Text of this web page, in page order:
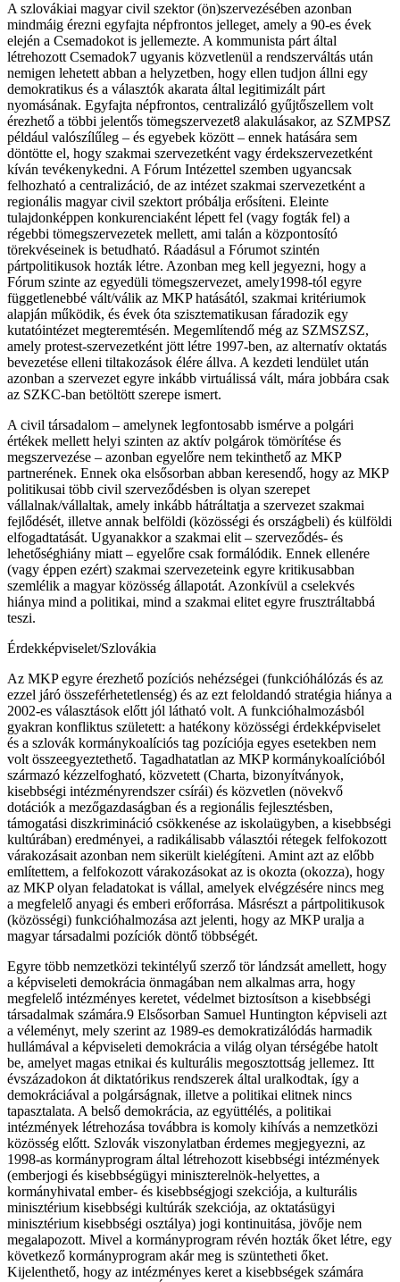
A szlovákiai magyar civil szektor (ön)szervezésében azonban
mindmáig érezni egyfajta népfrontos jelleget, amely a 90-es évek
elején a Csemadokot is jellemezte. A kommunista párt által
létrehozott Csemadok7 ugyanis közvetlenül a rendszerváltás után
nemigen lehetett abban a helyzetben, hogy ellen tudjon állni egy
demokratikus és a választók akarata által legitimizált párt
nyomásának. Egyfajta népfrontos, centralizáló gyűjtőszellem volt
érezhető a többi jelentős tömegszervezet8 alakulásakor, az SZMPSZ
például valószílűleg – és egyebek között – ennek hatására sem
döntötte el, hogy szakmai szervezetként vagy érdekszervezetként
kíván tevékenykedni. A Fórum Intézettel szemben ugyancsak
felhozható a centralizáció, de az intézet szakmai szervezetként a
regionális magyar civil szektort próbálja erősíteni. Eleinte
tulajdonképpen konkurenciaként lépett fel (vagy fogták fel) a
régebbi tömegszervezetek mellett, ami talán a központosító
törekvéseinek is betudható. Ráadásul a Fórumot szintén
pártpolitikusok hozták létre. Azonban meg kell jegyezni, hogy a
Fórum szinte az egyedüli tömegszervezet, amely1998-tól egyre
függetlenebbé vált/válik az MKP hatásától, szakmai kritériumok
alapján működik, és évek óta szisztematikusan fáradozik egy
kutatóintézet megteremtésén. Megemlítendő még az SZMSZSZ,
amely protest-szervezetként jött létre 1997-ben, az alternatív oktatás
bevezetése elleni tiltakozások élére állva. A kezdeti lendület után
azonban a szervezet egyre inkább virtuálissá vált, mára jobbára csak
az SZKC-ban betöltött szerepe ismert.
A civil társadalom – amelynek legfontosabb ismérve a polgári
értékek mellett helyi szinten az aktív polgárok tömörítése és
megszervezése – azonban egyelőre nem tekinthető az MKP
partnerének. Ennek oka elsősorban abban keresendő, hogy az MKP
politikusai több civil szerveződésben is olyan szerepet
vállalnak/vállaltak, amely inkább hátráltatja a szervezet szakmai
fejlődését, illetve annak belföldi (közösségi és országbeli) és külföldi
elfogadtatását. Ugyanakkor a szakmai elit – szerveződés- és
lehetőséghiány miatt – egyelőre csak formálódik. Ennek ellenére
(vagy éppen ezért) szakmai szervezeteink egyre kritikusabban
szemlélik a magyar közösség állapotát. Azonkívül a cselekvés
hiánya mind a politikai, mind a szakmai elitet egyre frusztráltabbá
teszi.
Érdekképviselet/Szlovákia
Az MKP egyre érezhető pozíciós nehézségei (funkcióhálózás és az
ezzel járó összeférhetetlenség) és az ezt feloldandó stratégia hiánya a
2002-es választások előtt jól látható volt. A funkcióhalmozásból
gyakran konfliktus született: a hatékony közösségi érdekképviselet
és a szlovák kormánykoalíciós tag pozíciója egyes esetekben nem
volt összeegyeztethető. Tagadhatatlan az MKP kormánykoalícióból
származó kézzelfogható, közvetett (Charta, bizonyítványok,
kisebbségi intézményrendszer csírái) és közvetlen (növekvő
dotációk a mezőgazdaságban és a regionális fejlesztésben,
támogatási diszkrimináció csökkenése az iskolaügyben, a kisebbségi
kultúrában) eredményei, a radikálisabb választói rétegek felfokozott
várakozásait azonban nem sikerült kielégíteni. Amint azt az előbb
említettem, a felfokozott várakozásokat az is okozta (okozza), hogy
az MKP olyan feladatokat is vállal, amelyek elvégzésére nincs meg
a megfelelő anyagi és emberi erőforrása. Másrészt a pártpolitikusok
(közösségi) funkcióhalmozása azt jelenti, hogy az MKP uralja a
magyar társadalmi pozíciók döntő többségét.
Egyre több nemzetközi tekintélyű szerző tör lándzsát amellett, hogy
a képviseleti demokrácia önmagában nem alkalmas arra, hogy
megfelelő intézményes keretet, védelmet biztosítson a kisebbségi
társadalmak számára.9 Elsősorban Samuel Huntington képviseli azt
a véleményt, mely szerint az 1989-es demokratizálódás harmadik
hullámával a képviseleti demokrácia a világ olyan térségébe hatolt
be, amelyet magas etnikai és kulturális megosztottság jellemez. Itt
évszázadokon át diktatórikus rendszerek által uralkodtak, így a
demokráciával a polgárságnak, illetve a politikai elitnek nincs
tapasztalata. A belső demokrácia, az együttélés, a politikai
intézmények létrehozása továbbra is komoly kihívás a nemzetközi
közösség előtt. Szlovák viszonylatban érdemes megjegyezni, az
1998-as kormányprogram által létrehozott kisebbségi intézmények
(emberjogi és kisebbségügyi miniszterelnök-helyettes, a
kormányhivatal ember- és kisebbségjogi szekciója, a kulturális
minisztérium kisebbségi kultúrák szekciója, az oktatásügyi
minisztérium kisebbségi osztálya) jogi kontinuitása, jövője nem
megalapozott. Mivel a kormányprogram révén hozták őket létre, egy
következő kormányprogram akár meg is szüntetheti őket.
Kijelenthető, hogy az intézményes keret a kisebbségek számára